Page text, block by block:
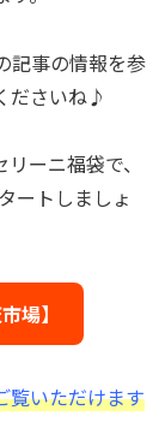
記事の情報を参
ださいね♪
ーニ福袋で、
ートしましょ
場】
覧いただけます